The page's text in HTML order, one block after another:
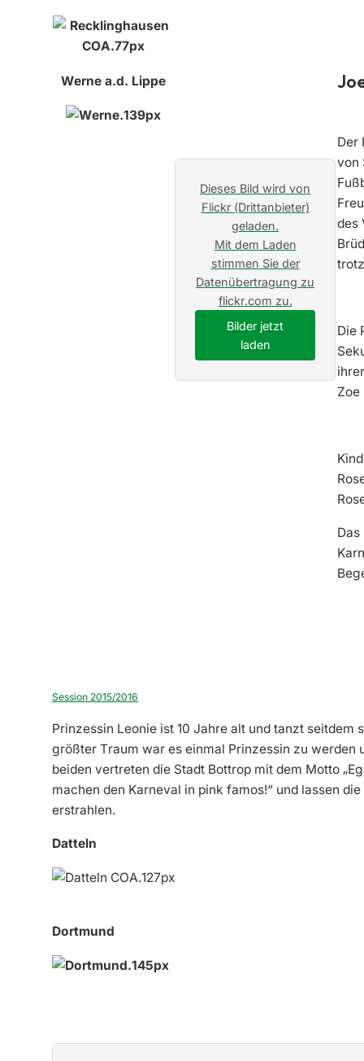
Werne a.d. Lippe
Dieses Bild wird von
Flickr (Drittanbieter)
geladen.
Mit dem Laden
stimmen Sie der
Datenübertragung zu
flickr.com zu.
Bilder jetzt
laden
Der
von
des
Die
Zoe
Session 2015/2016
Prinzessin Leonie ist 10 Jahre alt und tanzt
größter Traum war es einmal Prinzessin zu werden
beiden vertreten die Stadt Bottrop mit dem Motto
machen den Karneval in pink famos!“ und lassen
erstrahlen.
Datteln
Dortmund